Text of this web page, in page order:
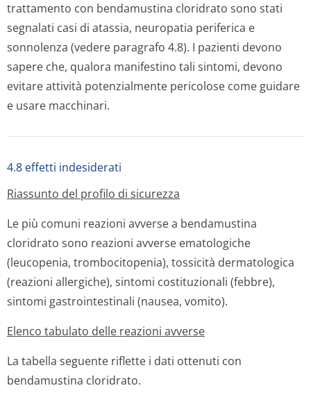
trattamento con bendamustina cloridrato sono stati
segnalati casi di atassia, neuropatia periferica e
sonnolenza (vedere paragrafo 4.8). I pazienti devono
sapere che, qualora manifestino tali sintomi, devono
evitare attività potenzialmente pericolose come guidare
e usare macchinari.
4.8 effetti indesiderati
Riassunto del profilo di sicurezza
Le più comuni reazioni avverse a bendamustina
cloridrato sono reazioni avverse ematologiche
(leucopenia, trombocitopenia), tossicità dermatologica
(reazioni allergiche), sintomi costituzionali (febbre),
sintomi gastrointestinali (nausea, vomito).
Elenco tabulato delle reazioni avverse
La tabella seguente riflette i dati ottenuti con
bendamustina cloridrato.